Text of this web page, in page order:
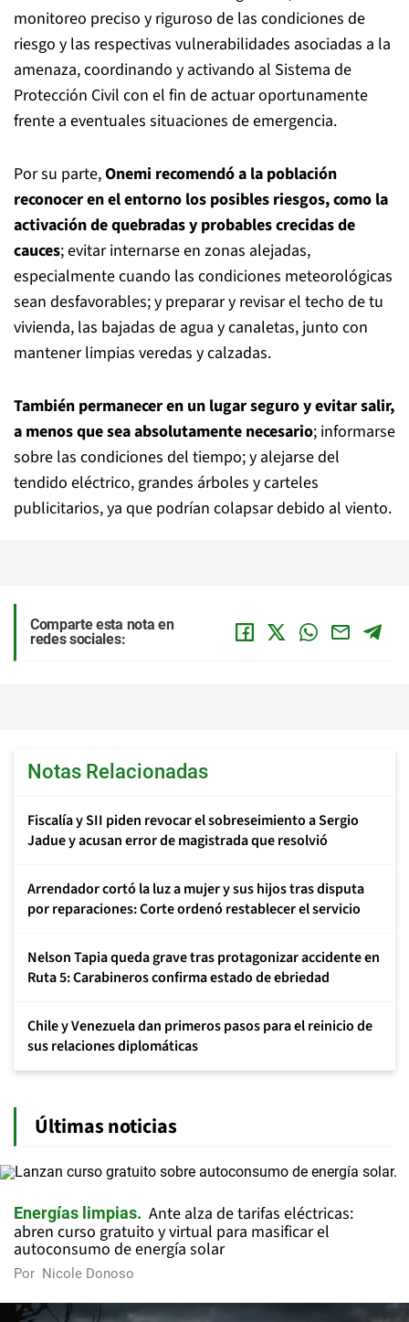
monitoreo preciso y riguroso de las condiciones de
riesgo y las respectivas vulnerabilidades asociadas a la
amenaza, coordinando y activando al Sistema de
Protección Civil con el fin de actuar oportunamente
frente a eventuales situaciones de emergencia.
Por su parte,Onemi recomendó a la población
reconocer en el entorno los posibles riesgos, como la
activación de quebradas y probables crecidas de
cauces; evitar internarse en zonas alejadas,
especialmente cuando las condiciones meteorológicas
sean desfavorables; y preparar y revisar el techo de tu
vivienda, las bajadas de agua y canaletas, junto con
mantener limpias veredas y calzadas.
También permanecer en un lugar seguro y evitar salir,
a menos que sea absolutamente necesario; informarse
sobre las condiciones del tiempo; y alejarse del
tendido eléctrico, grandes árboles y carteles
publicitarios, ya que podrían colapsar debido al viento.
Comparte esta nota en
redes sociales:
Notas Relacionadas
Fiscalía y SII piden revocar el sobreseimiento a Sergio
Jadue y acusan error de magistrada que resolvió
Arrendador cortó la luz a mujer y sus hijos tras disputa
por reparaciones: Corte ordenó restablecer el servicio
Nelson Tapia queda grave tras protagonizar accidente en
Ruta 5: Carabineros confirma estado de ebriedad
Chile y Venezuela dan primeros pasos para el reinicio de
sus relaciones diplomáticas
Últimas noticias
Energías limpias
Ante alza de tarifas eléctricas:
abren curso gratuito y virtual para masificar el
autoconsumo de energía solar
Por Nicole Donoso